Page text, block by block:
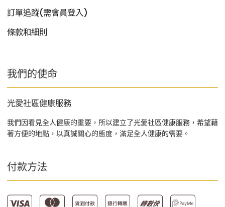
訂單追蹤(需會員登入)
條款和細則
我們的使命
光愛社區健康服務
我們因看見全人健康的重要，所以建立了光愛社區健康服務，希望藉
著方便的地點，以真誠關心的態度，滿足全人健康的需要。
付款方法